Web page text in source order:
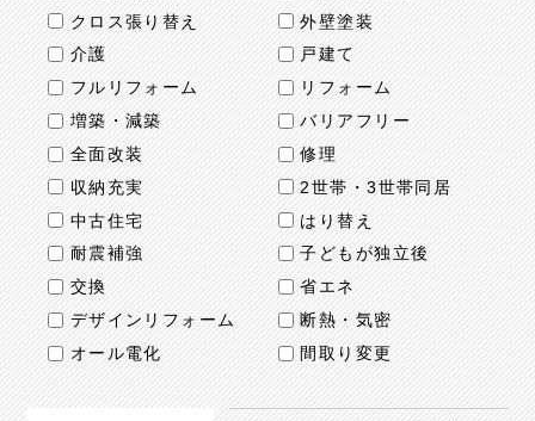
クロス張り替え
外壁塗装
介護
戸建て
フルリフォーム
リフォーム
増築・減築
バリアフリー
全面改装
修理
収納充実
2世帯・3世帯同居
中古住宅
はり替え
耐震補強
子どもが独立後
交換
省エネ
デザインリフォーム
断熱・気密
オール電化
間取り変更